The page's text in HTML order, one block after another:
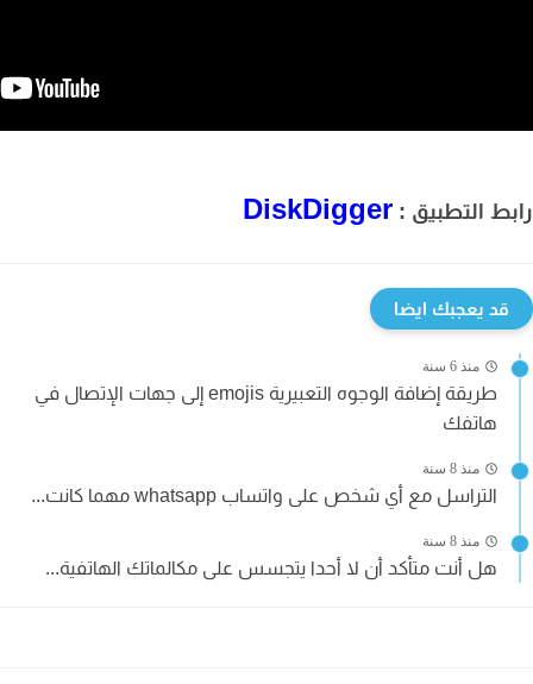
التطبيق :DiskDigger
قد يعجبك ايضا
منذ 6 سنة
طريقة إضافة الوجوه التعبيرية emojis إلى جهات الإتصال في
هاتفك
منذ 8 سنة
التراسل مع أي شخص على واتساب whatsapp مهما كانت...
منذ 8 سنة
هل أنت متأكد أن لا أحدا يتجسس على مكالماتك الهاتفية...